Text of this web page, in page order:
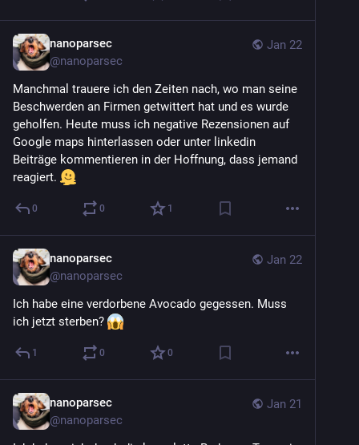
Jan 22
nanoparsec
@nanoparsec
Manchmal trauere ich den Zeiten nach, wo man seine
Beschwerden an Firmen getwittert hat und es wurde
geholfen. Heute muss ich negative Rezensionen auf
Google maps hinterlassen oder unter linkedin
Beiträge kommentieren in der Hoffnung, dass jemand
reagiert.
0 0 1
Jan 22
nanoparsec
@nanoparsec
Ich habe eine verdorbene Avocado gegessen. Muss
ich jetzt sterben?
1 0 0
Jan 21
nanoparsec
@nanoparsec